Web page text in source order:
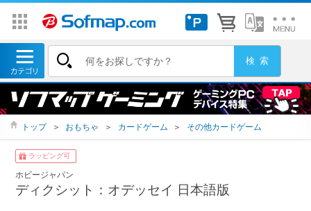
トップ ＞ おもちゃ ＞ カードゲーム ＞ その他カードゲーム
ラッピング可
ホビージャパン
ディクシット：オデッセイ 日本語版